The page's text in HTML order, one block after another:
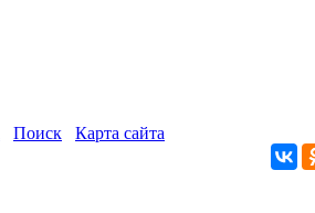
Поиск Карта сайта